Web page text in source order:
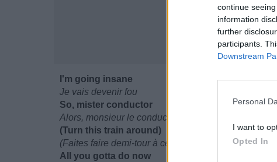
continue
information
further
participants.
Downstream
Personal
I want to
Opted In
I'm going insane
Je vais devenir fou
So, mister conductor
Alors, monsieur le conducteur
(Turn this train around)
(Faites faire demi-tour à ce train)
All you gotta do now